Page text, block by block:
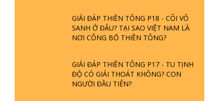
GIẢI ĐÁP THIỀN TÔNG P18 - CÕI VÔ
SANH Ở ĐÂU? TẠI SAO VIỆT NAM LÀ
NƠI CÔNG BỐ THIỀN TÔNG?
GIẢI ĐÁP THIỀN TÔNG P17 - TU TỊNH
ĐỘ CÓ GIẢI THOÁT KHÔNG? CON
NGƯỜI ĐẦU TIÊN?